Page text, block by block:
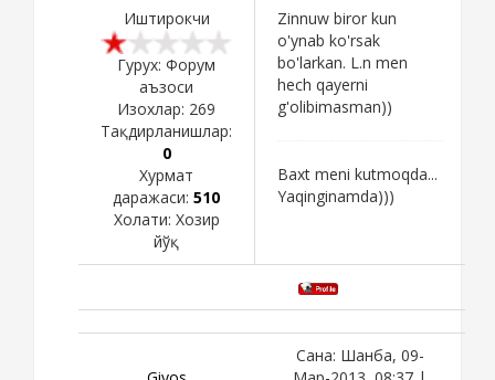
Иштирокчи
Гурух: Форум
аъзоси
Изохлар: 269
Тақдирланишлар:
0
Хурмат
даражаси: 510
Холати: Хозир
йўқ
Zinnuw biror kun
o'ynab ko'rsak
bo'larkan. L.n men
hech qayerni
g'olibimasman))
Baxt meni kutmoqda...
Yaqinginamda)))
Сана: Шанба, 09-